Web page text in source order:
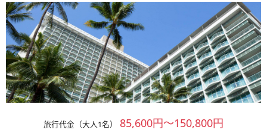
旅行代金（大人1名） 85,600円～150,800円